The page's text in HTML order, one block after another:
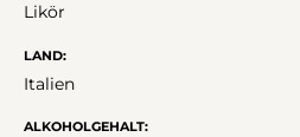
Likör
LAND:
Italien
ALKOHOLGEHALT: